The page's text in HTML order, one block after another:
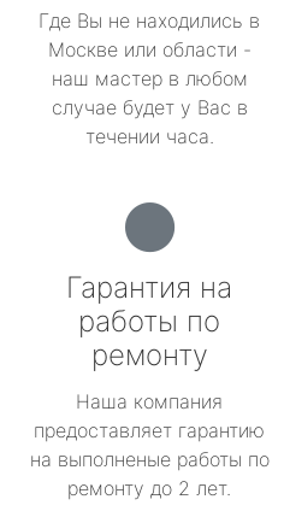
Где Вы не находились в
Москве или области -
наш мастер в любом
случае будет у Вас в
течении часа.
Гарантия на
работы по
ремонту
Наша компания
предоставляет гарантию
на выполненые работы по
ремонту до 2 лет.